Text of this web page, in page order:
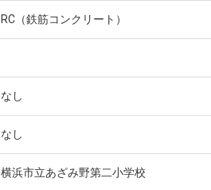
RC（鉄筋コンクリート）
なし
なし
横浜市立あざみ野第二小学校